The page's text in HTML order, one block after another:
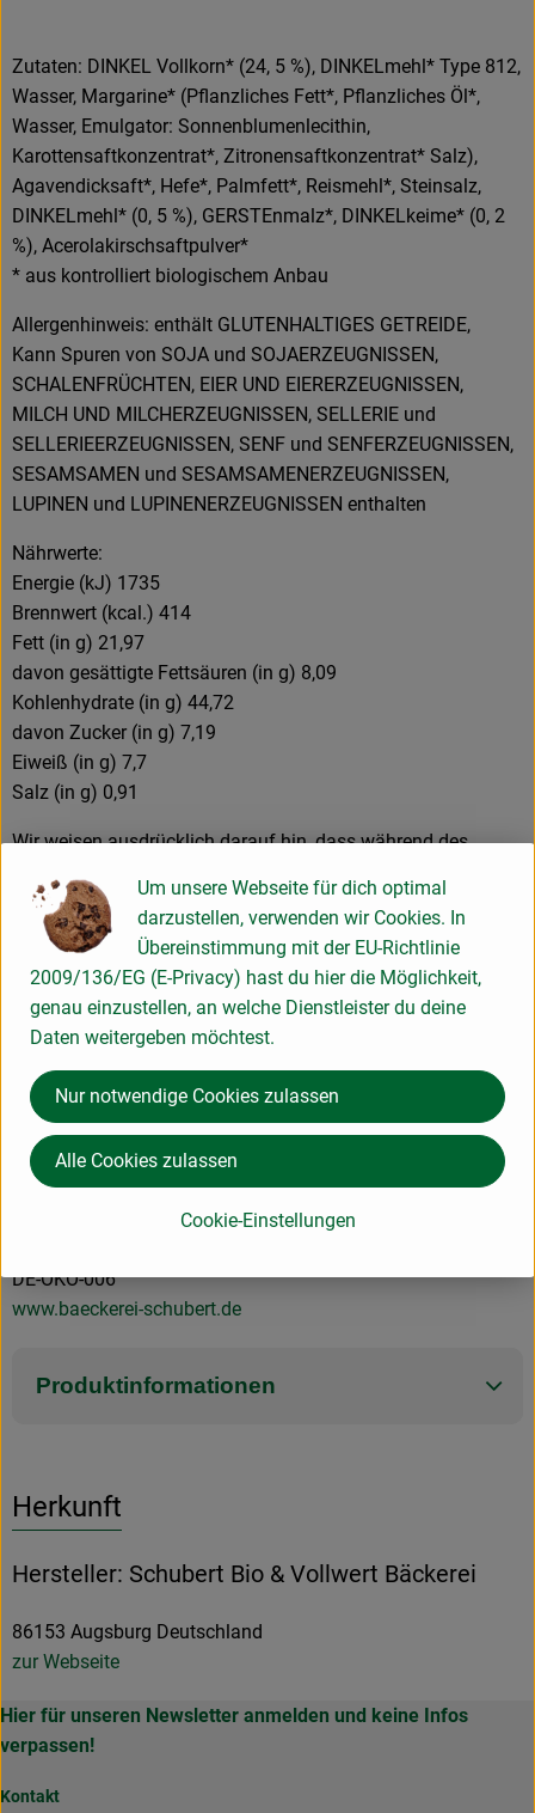
Zutaten: DINKEL Vollkorn* (24, 5 %), DINKELmehl* Type 812,
Wasser, Margarine* (Pflanzliches Fett*, Pflanzliches Öl*,
Wasser, Emulgator: Sonnenblumenlecithin,
Karottensaftkonzentrat*, Zitronensaftkonzentrat* Salz),
Agavendicksaft*, Hefe*, Palmfett*, Reismehl*, Steinsalz,
DINKELmehl* (0, 5 %), GERSTEnmalz*, DINKELkeime* (0, 2
%), Acerolakirschsaftpulver*
* aus kontrolliert biologischem Anbau
Allergenhinweis: enthält GLUTENHALTIGES GETREIDE,
Kann Spuren von SOJA und SOJAERZEUGNISSEN,
SCHALENFRÜCHTEN, EIER UND EIERERZEUGNISSEN,
MILCH UND MILCHERZEUGNISSEN, SELLERIE und
SELLERIEERZEUGNISSEN, SENF und SENFERZEUGNISSEN,
SESAMSAMEN und SESAMSAMENERZEUGNISSEN,
LUPINEN und LUPINENERZEUGNISSEN enthalten
Nährwerte:
Energie (kJ) 1735
Brennwert (kcal.) 414
Fett (in g) 21,97
davon gesättigte Fettsäuren (in g) 8,09
Kohlenhydrate (in g) 44,72
davon Zucker (in g) 7,19
Eiweiß (in g) 7,7
Salz (in g) 0,91
Wir weisen ausdrücklich darauf hin, dass während des
(Anbau, Ernte, Transport, Lagerung, Herstellung, Verpackung
usw.) die Möglichkeit einer technologisch unvermeidbaren
oder zufälligen Kreuzkontamination nicht immer
ausgeschlossen werden kann. Es ist daher nicht möglich,
eine Garantie über die Abwesenheit aller
kennzeichnungspflichtigen Allergene zu geben. Die
angegebenen Informationen beruhen auf Befragungen
unserer Lieferanten und werden bei uns nicht durch
Analysen überprüft.
Schubert Bio & Vollwert Bäckerei GmbH & Co. KG
DE-ÖKO-006
www.baeckerei-schubert.de
Produktinformationen
Herkunft
Hersteller: Schubert Bio & Vollwert Bäckerei
86153 Augsburg Deutschland
zur Webseite
Hier für unseren Newsletter anmelden und keine Infos
verpassen!
Kontakt
Um unsere Webseite für dich optimal
darzustellen, verwenden wir Cookies. In
Übereinstimmung mit der EU-Richtlinie
2009/136/EG (E-Privacy) hast du hier die Möglichkeit,
genau einzustellen, an welche Dienstleister du deine
Daten weitergeben möchtest.
Cookie-Einstellungen
Nur notwendige Cookies zulassen
Alle Cookies zulassen